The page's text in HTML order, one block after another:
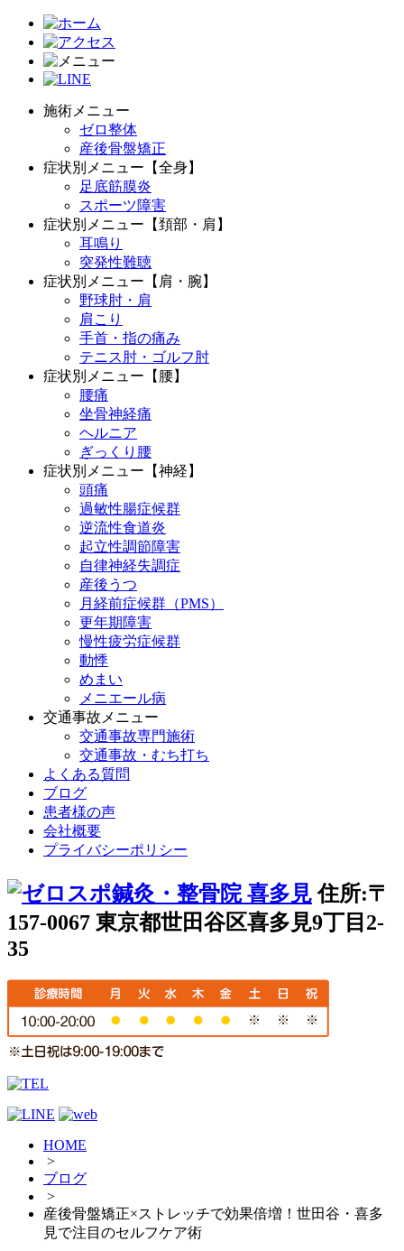
施術メニュー
ゼロ整体
産後骨盤矯正
症状別メニュー【全身】
足底筋膜炎
スポーツ障害
症状別メニュー【頚部・肩】
耳鳴り
突発性難聴
症状別メニュー【肩・腕】
野球肘・肩
肩こり
手首・指の痛み
テニス肘・ゴルフ肘
症状別メニュー【腰】
腰痛
坐骨神経痛
ヘルニア
ぎっくり腰
症状別メニュー【神経】
頭痛
過敏性腸症候群
逆流性食道炎
起立性調節障害
自律神経失調症
産後うつ
月経前症候群（PMS）
更年期障害
慢性疲労症候群
動悸
めまい
メニエール病
交通事故メニュー
交通事故専門施術
交通事故・むち打ち
よくある質問
ブログ
患者様の声
会社概要
プライバシーポリシー
住所:〒
157-0067 東京都世田谷区喜多見9丁目2-
35
HOME
>
ブログ
>
産後骨盤矯正×ストレッチで効果倍増！世田谷・喜多
見で注目のセルフケア術